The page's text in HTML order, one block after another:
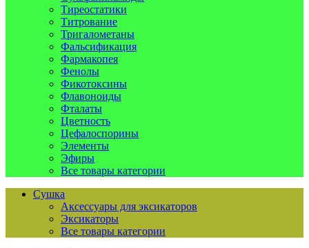
Тиреостатики
Титрование
Тригалометаны
Фальсификация
Фармакопея
Фенолы
Фикотоксины
Флавоноиды
Фталаты
Цветность
Цефалоспорины
Элементы
Эфиры
Все товары категории
Сушка
Аксессуары для эксикаторов
Эксикаторы
Все товары категории